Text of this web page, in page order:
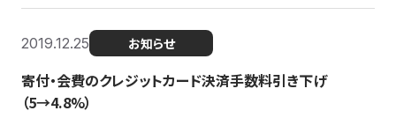
2019.12.25 お知らせ
寄付・会費のクレジットカード決済手数料引き下げ
（5→4.8%）